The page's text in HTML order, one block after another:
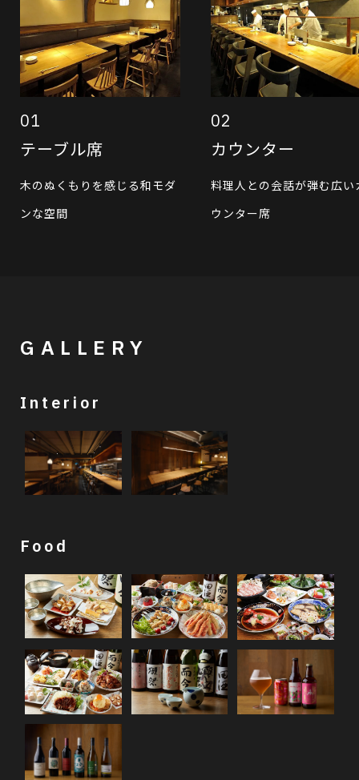
01
テーブル席
木のぬくもりを感じる和モダ
ンな空間
02
カウンター
料理人との会話が弾む広い
ウンター席
GALLERY
Interior
Food